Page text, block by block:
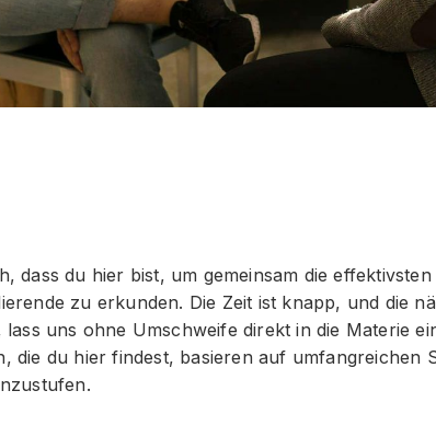
dass du hier bist, um gemeinsam die
zu erkunden. Die Zeit ist knapp, und die
uns ohne Umschweife direkt in die Materie
die du hier findest, basieren auf umfangreichen